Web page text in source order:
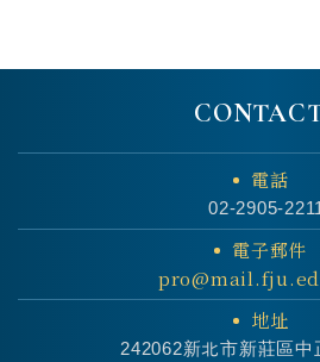
電話
02-2905-
電子郵件
地址
242062新北市新莊區中